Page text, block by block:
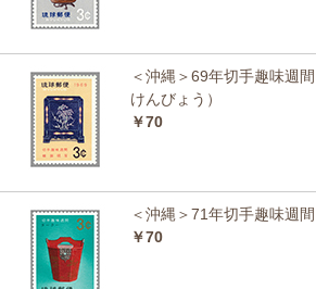
＜沖縄＞69年切手趣味週
けんびょう）
￥70
＜沖縄＞71年切手趣味週
￥70